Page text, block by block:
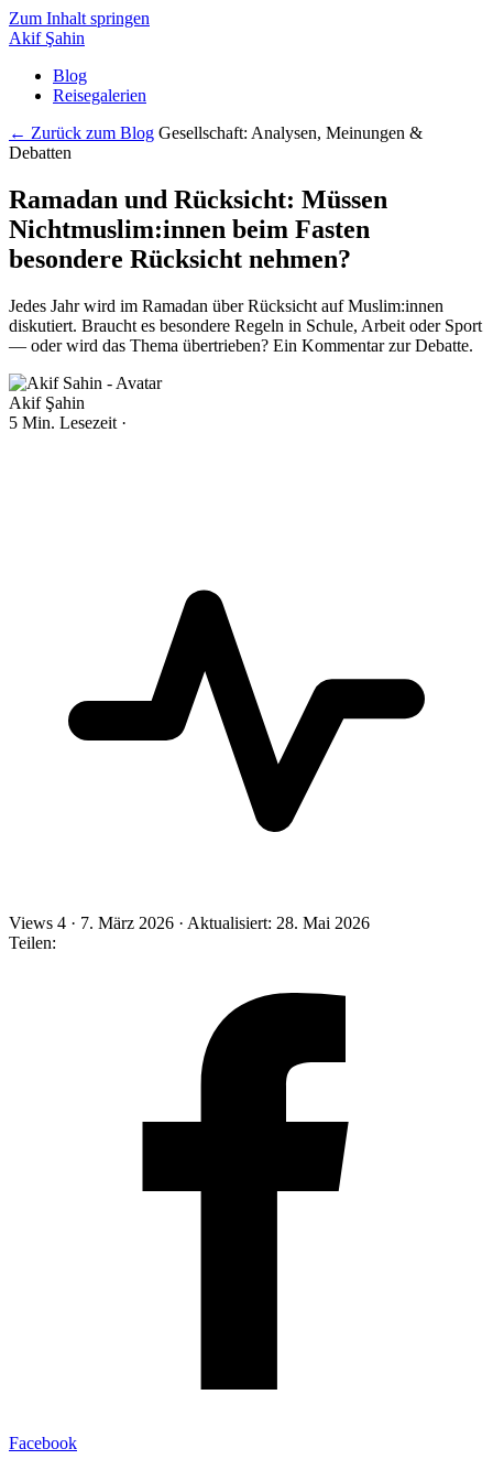
Zum Inhalt springen
Akif Şahin
Blog
Reisegalerien
← Zurück zum Blog Gesellschaft: Analysen, Meinungen &
Debatten
Ramadan und Rücksicht: Müssen
Nichtmuslim:innen beim Fasten
besondere Rücksicht nehmen?
Jedes Jahr wird im Ramadan über Rücksicht auf Muslim:innen
diskutiert. Braucht es besondere Regeln in Schule, Arbeit oder Sport
— oder wird das Thema übertrieben? Ein Kommentar zur Debatte.
Akif Şahin
5 Min. Lesezeit ·
Views 4 · 7. März 2026 · Aktualisiert: 28. Mai 2026
Teilen:
Facebook